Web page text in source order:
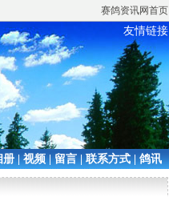
赛鸽资讯网首页
友情链接
册|视频|留言|联系方式|鸽讯